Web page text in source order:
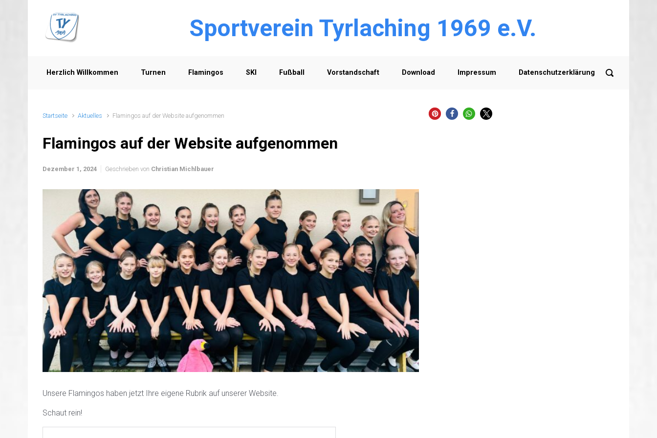
Zum Hauptinhalt springen
Sportverein Tyrlaching 1969 e.V.
Herzlich Willkommen Turnen Flamingos SKI Fußball Vorstandschaft Download Impressum Datenschutzerklärung
Startseite Aktuelles Flamingos auf der Website aufgenommen
Flamingos auf der Website aufgenommen
Dezember 1, 2024 Geschrieben von Christian Michlbauer
Unsere Flamingos haben jetzt Ihre eigene Rubrik auf unserer Website.
Schaut rein!